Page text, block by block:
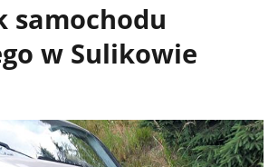
samochodu
w Sulikowie